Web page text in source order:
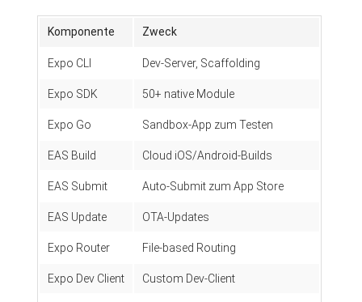
Komponente Zweck
Expo CLI Dev-Server, Scaffolding
Expo SDK 50+ native Module
Expo Go Sandbox-App zum Testen
EAS Build Cloud iOS/Android-Builds
EAS Submit Auto-Submit zum App Store
EAS Update OTA-Updates
Expo Router File-based Routing
Expo Dev Client Custom Dev-Client